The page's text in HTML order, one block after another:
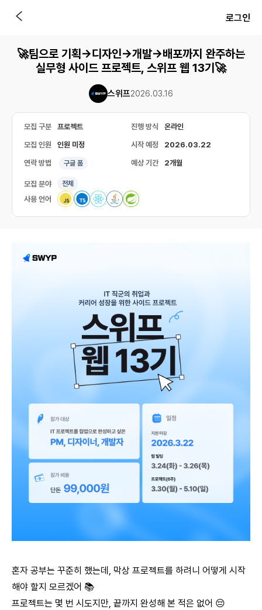
로그인
🚀팀으로 기획→디자인→개발→배포까지 완주하는
실무형 사이드 프로젝트, 스위프 웹 13기🚀
스위프2026.03.16
모집 구분 프로젝트 진행 방식 온라인
모집 인원 인원 미정 시작 예정 2026.03.22
연락 방법 구글 폼 예상 기간 2개월
모집 분야 전체
사용 언어
혼자 공부는 꾸준히 했는데, 막상 프로젝트를 하려니 어떻게 시작
해야 할지 모르겠어 📚
프로젝트는 몇 번 시도지만, 끝까지 완성해 본 적은 없어 😔